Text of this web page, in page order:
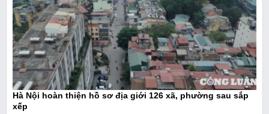
Hà Nội hoàn thiện hồ sơ địa giới 126 xã, phường sau sắp
xếp